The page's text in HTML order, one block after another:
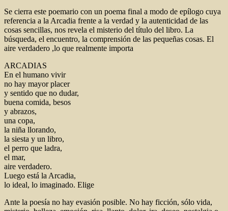
Se cierra este poemario con un poema final a modo de epílogo cuya
referencia a la Arcadia frente a la verdad y la autenticidad de las
cosas sencillas, nos revela el misterio del título del libro. La
búsqueda, el encuentro, la comprensión de las pequeñas cosas. El
aire verdadero ,lo que realmente importa
ARCADIAS
En el humano vivir
no hay mayor placer
y sentido que no dudar,
buena comida, besos
y abrazos,
una copa,
la niña llorando,
la siesta y un libro,
el perro que ladra,
el mar,
aire verdadero.
Luego está la Arcadia,
lo ideal, lo imaginado. Elige
Ante la poesía no hay evasión posible. No hay ficción, sólo vida,